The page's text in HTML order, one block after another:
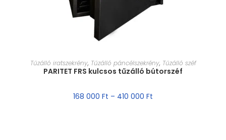
MÉRET VÁLASZTÁSA
Tűzálló iratszekrény, Tűzálló páncélszekrény, Tűzálló széf
PARITET FRS kulcsos tűzálló bútorszéf
168 000 Ft – 410 000 Ft